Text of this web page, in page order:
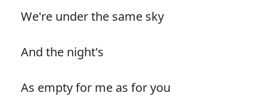
We're under the same sky
And the night's
As empty for me as for you